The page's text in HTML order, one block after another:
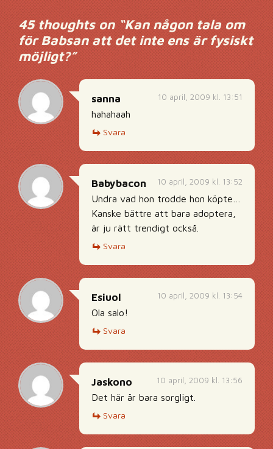
45 thoughts on “Kan någon tala om
för Babsan att det inte ens är fysiskt
möjligt?”
10 april, 2009 kl. 13:51
sanna
hahahaah
Svara
10 april, 2009 kl. 13:52
Babybacon
Undra vad hon trodde hon köpte…
Kanske bättre att bara adoptera,
är ju rätt trendigt också.
Svara
10 april, 2009 kl. 13:54
Esiuol
Ola salo!
Svara
10 april, 2009 kl. 13:56
Jaskono
Det här är bara sorgligt.
Svara